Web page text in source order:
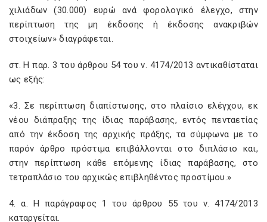
χιλιάδων (30.000) ευρώ ανά φορολογικό έλεγχο, στην
περίπτωση της μη έκδοσης ή έκδοσης ανακριβών
στοιχείων» διαγράφεται.
στ. Η παρ. 3 του άρθρου 54 του ν. 4174/2013 αντικαθίσταται
ως εξής:
«3. Σε περίπτωση διαπίστωσης, στο πλαίσιο ελέγχου, εκ
νέου διάπραξης της ίδιας παράβασης, εντός πενταετίας
από την έκδοση της αρχικής πράξης, τα σύμφωνα με το
παρόν άρθρο πρόστιμα επιβάλλονται στο διπλάσιο και,
στην περίπτωση κάθε επόμενης ίδιας παράβασης, στο
τετραπλάσιο του αρχικώς επιβληθέντος προστίμου.»
4. α. Η παράγραφος 1 του άρθρου 55 του ν. 4174/2013
καταργείται.